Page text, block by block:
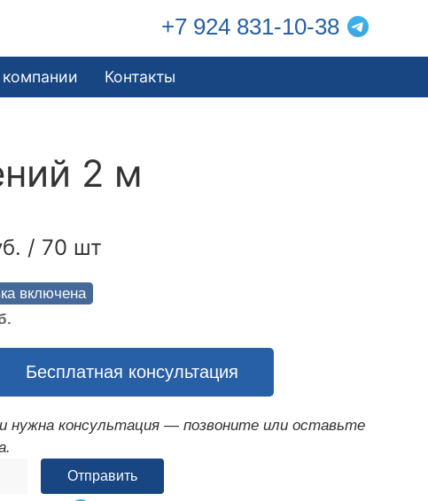
+7 924 831-10-38
Контакты
2 м
/ 70 шт
включена
Бесплатная консультация
нужна консультация — позвоните или оставьте
Отправить